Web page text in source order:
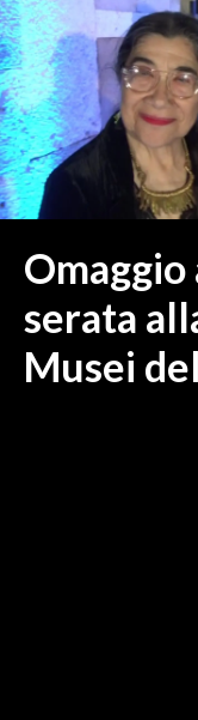
SASSARI E PROVINCIA
GALLURA
NUORO E PROVINCIA
OGLIASTRA
AGENDA
ITALIA
MONDO
POLITICA
Omaggio
serata
Musei